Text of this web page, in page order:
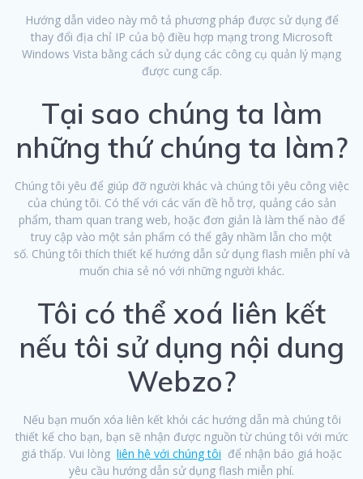
Hướng dẫn video này mô tả phương pháp được sử dụng để
thay đổi địa chỉ IP của bộ điều hợp mạng trong Microsoft
Windows Vista bằng cách sử dụng các công cụ quản lý mạng
được cung cấp.
Tại sao chúng ta làm
những thứ chúng ta làm?
Chúng tôi yêu để giúp đỡ người khác và chúng tôi yêu công việc
của chúng tôi. Có thể với các vấn đề hỗ trợ, quảng cáo sản
phẩm, tham quan trang web, hoặc đơn giản là làm thế nào để
truy cập vào một sản phẩm có thể gây nhầm lẫn cho một
số. Chúng tôi thích thiết kế hướng dẫn sử dụng flash miễn phí và
muốn chia sẻ nó với những người khác.
Tôi có thể xoá liên kết
nếu tôi sử dụng nội dung
Webzo?
Nếu bạn muốn xóa liên kết khỏi các hướng dẫn mà chúng tôi
thiết kế cho bạn, bạn sẽ nhận được nguồn từ chúng tôi với mức
giá thấp. Vui lòng liên hệ với chúng tôi để nhận báo giá hoặc
yêu cầu hướng dẫn sử dụng flash miễn phí.